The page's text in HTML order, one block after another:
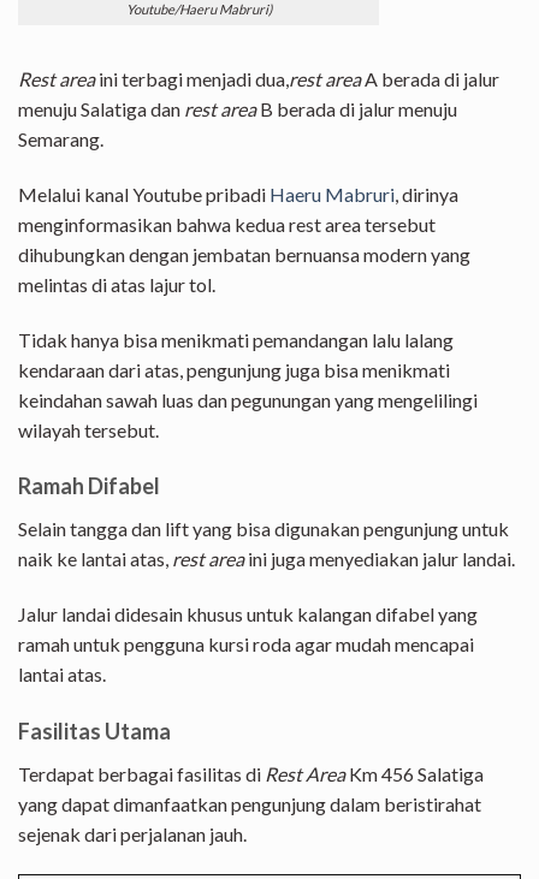
Youtube/Haeru Mabruri)
Rest areaini terbagi menjadi dua,rest areaA berada di jalur
menuju Salatiga dan rest areaB berada di jalur menuju
Semarang.
Melalui kanal Youtube pribadi Haeru Mabruri , dirinya
menginformasikan bahwa kedua rest area tersebut
dihubungkan dengan jembatan bernuansa modern yang
melintas di atas lajur tol.
Tidak hanya bisa menikmati pemandangan lalu lalang
kendaraan dari atas, pengunjung juga bisa menikmati
keindahan sawah luas dan pegunungan yang mengelilingi
wilayah tersebut.
Ramah Difabel
Selain tangga dan lift yang bisa digunakan pengunjung untuk
naik ke lantai atas, rest areaini juga menyediakan jalur landai.
Jalur landai didesain khusus untuk kalangan difabel yang
ramah untuk pengguna kursi roda agar mudah mencapai
lantai atas.
Fasilitas Utama
Terdapat berbagai fasilitas di Rest AreaKm 456 Salatiga
yang dapat dimanfaatkan pengunjung dalam beristirahat
sejenak dari perjalanan jauh.